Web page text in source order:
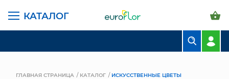
КАТАЛОГ
ГЛАВНАЯ СТРАНИЦА КАТАЛОГ ИСКУССТВЕННЫЕ ЦВЕТЫ